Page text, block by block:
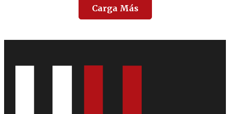
Carga Más